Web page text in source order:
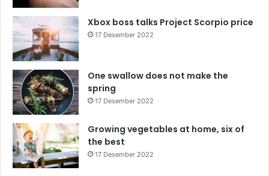
Xbox boss talks Project Scorpio price
17 Desember 2022
One swallow does not make the
spring
17 Desember 2022
Growing vegetables at home, six of
the best
17 Desember 2022